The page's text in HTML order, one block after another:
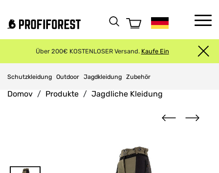
Über 200€ KOSTENLOSER Versand. Kaufe Ein
Schutzkleidung Outdoor Jagdkleidung Zubehör
Domov Produkte Jagdliche Kleidung